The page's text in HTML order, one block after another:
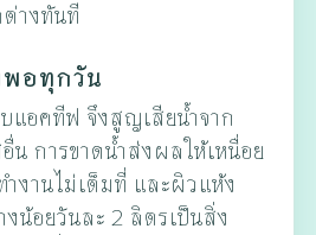
างทันที
พอทุกวัน
แอคทีฟ จึงสูญเสียน้ำจาก
น การขาดน้ำส่งผลให้เหนื่อย
ำงานไม่เต็มที่ และผิวแห้ง
น้อยวันละ 2 ลิตรเป็นสิ่ง